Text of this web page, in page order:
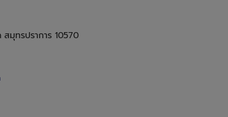
มุทรปราการ 10570